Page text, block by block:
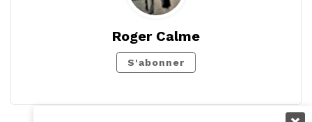
Roger Calme
S'abonner